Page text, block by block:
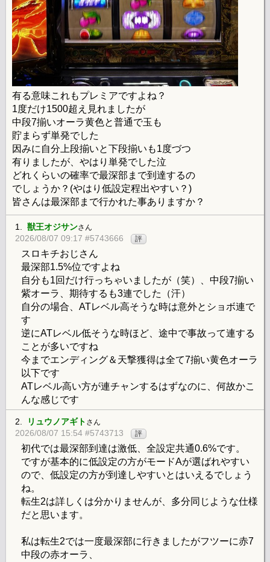
有る意味これもプレミアですよね？
1度だけ1500超え見れましたが
中段7揃いオーラ黄色と普通で玉も
貯まらず単発でした
因みに自分上段揃いと下段揃いも1度づつ
有りましたが、やはり単発でした泣
どれくらいの確率で最深部まで到達するの
でしょうか？(やはり低設定程出やすい？)
皆さんは最深部まで行かれた事ありますか？
1. 獣王オジサンさん
2026/08/07 09:17 #5743666 評
スロキチおじさん
最深部1.5%位ですよね
自分も1回だけ行っちゃいましたが（笑）、中段7揃い
紫オーラ、期待するも3連でした（汗）
自分の場合、ATレベル高そうな時は意外とショボ連で
す
逆にATレベル低そうな時ほど、途中で事故って連する
ことが多いですね
今までエンディング＆天撃獲得は全て7揃い黄色オーラ
以下です
ATレベル高い方が連チャンするはずなのに、何故かこ
んな感じです
2. リュウノアギト さん
2026/08/07 15:54 #5743713 評
初代では最深部到達は激低、全設定共通0.6%です。
ですが基本的に低設定の方がモードAが選ばれやすい
ので、低設定の方が到達しやすいとはいえるでしょう
ね。
転生2は詳しくは分かりませんが、多分同じような仕様
だと思います。
私は転生2では一度最深部に行きましたがフツーに赤7
中段の赤オーラ、